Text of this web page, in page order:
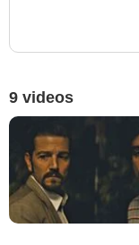
9 videos